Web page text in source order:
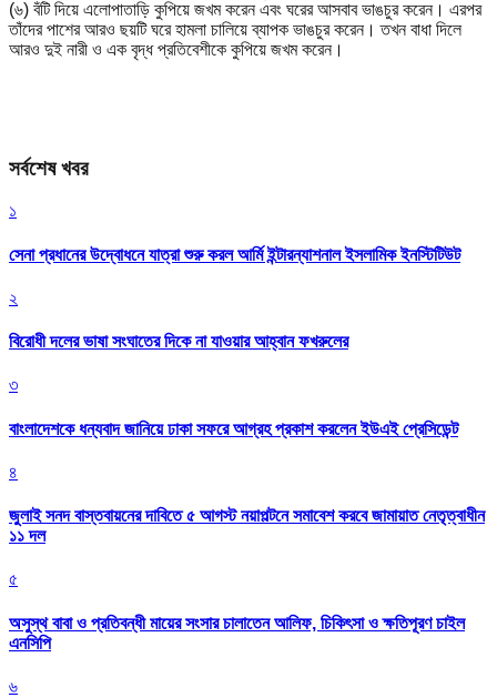
(৬) বঁটি দিয়ে এলোপাতাড়ি কুপিয়ে জখম করেন এবং ঘরের আসবাব ভাঙচুর করেন। এরপর
তাঁদের পাশের আরও ছয়টি ঘরে হামলা চালিয়ে ব্যাপক ভাঙচুর করেন। তখন বাধা দিলে
আরও দুই নারী ও এক বৃদ্ধ প্রতিবেশীকে কুপিয়ে জখম করেন।
সর্বশেষ খবর
১
সেনা প্রধানের উদ্বোধনে যাত্রা শুরু করল আর্মি ইন্টারন্যাশনাল ইসলামিক ইনস্টিটিউট
২
বিরোধী দলের ভাষা সংঘাতের দিকে না যাওয়ার আহ্বান ফখরুলের
৩
বাংলাদেশকে ধন্যবাদ জানিয়ে ঢাকা সফরে আগ্রহ প্রকাশ করলেন ইউএই প্রেসিডেন্ট
৪
জুলাই সনদ বাস্তবায়নের দাবিতে ৫ আগস্ট নয়াপল্টনে সমাবেশ করবে জামায়াত নেতৃত্বাধীন
১১ দল
৫
অসুস্থ বাবা ও প্রতিবন্ধী মায়ের সংসার চালাতেন আলিফ, চিকিৎসা ও ক্ষতিপূরণ চাইল
এনসিপি
৬